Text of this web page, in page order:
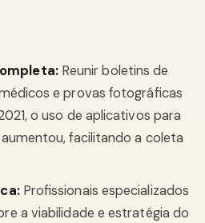
Reunir boletins de
e provas fotográficas
o uso de aplicativos para
facilitando a coleta
Profissionais especializados
a viabilidade e estratégia do